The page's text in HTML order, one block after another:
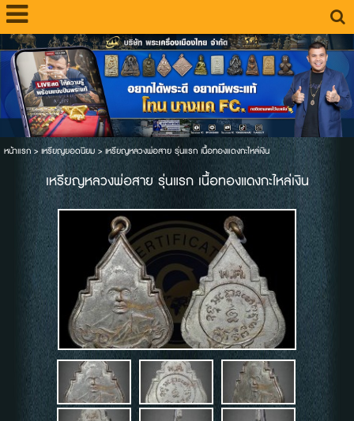
หน้าแรก>เหรียญยอดนิยม> เหรียญหลวงพ่อสาย รุ่นแรก เนื้อทองแดงกะไหล่เงิน
เหรียญหลวงพ่อสาย รุ่นแรก เนื้อทองแดงกะไหล่เงิน